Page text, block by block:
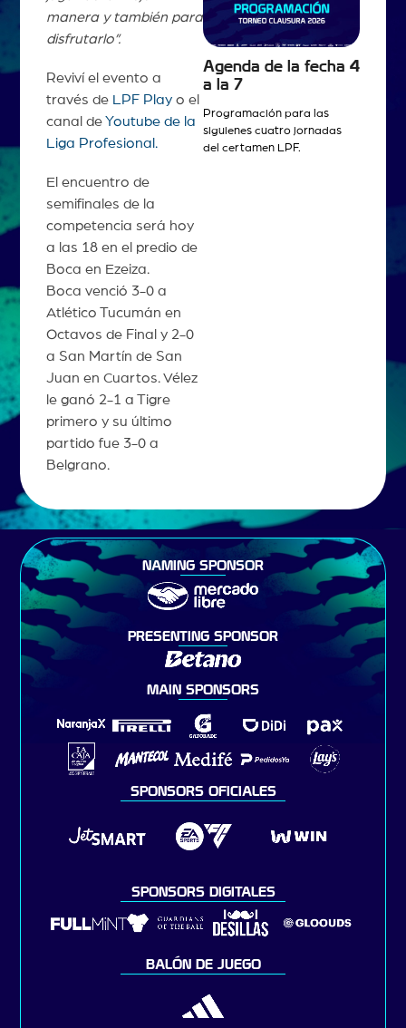
manera y también para
disfrutarlo”.
Reviví el evento a
través de LPF Playo el
canal deYoutube de la
Liga Profesional.
El encuentro de
semifinales de la
competencia será hoy
a las 18 en el predio de
Boca en Ezeiza.
Boca venció 3-0 a
Atlético Tucumán en
Octavos de Final y 2-0
a San Martín de San
Juan en Cuartos. Vélez
le ganó 2-1 a Tigre
primero y su último
partido fue 3-0 a
Belgrano.
Agenda de la fecha 4
a la 7
Programación para las
siguienes cuatro jornadas
del certamen LPF.
NAMING SPONSOR
PRESENTING SPONSOR
MAIN SPONSORS
SPONSORS OFICIALES
SPONSORS DIGITALES
BALÓN DE JUEGO